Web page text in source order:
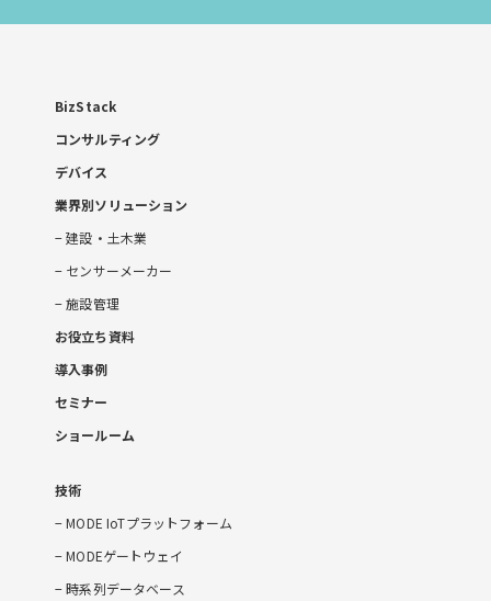
合
BizStack
コンサルティング
デバイス
業界別ソリューション
建設・土木業
センサーメーカー
施設管理
お役立ち資料
導入事例
セミナー
ショールーム
技術
MODE IoTプラットフォーム
MODEゲートウェイ
時系列データベース